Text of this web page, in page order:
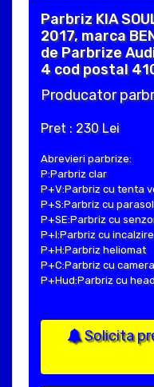
Parbriz KIA
2017, marca
de Parbrize
4 cod postal
Producator
Pret : 230 Lei
Abrevieri parbrize:
P:Parbriz clar
P+V:Parbriz cu tenta
P+S:Parbriz cu
P+SE:Parbriz cu
P+I:Parbriz cu incalzire
P+H:Parbriz heliomat
P+C:Parbriz cu camera
P+Hud:Parbriz cu
Solicita